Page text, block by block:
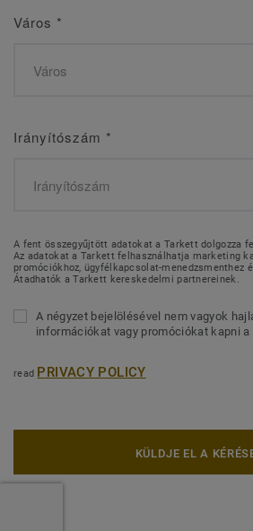
Város *
Irányítószám *
A fent összegyűjtött adatokat a Tarkett dolgozza
Az adatokat a Tarkett felhasználhatja marketing
promóciókhoz, ügyfélkapcsolat-menedzsmenthez
Átadhatók a Tarkett kereskedelmi partnereinek.
A négyzet bejelölésével nem vagyok
információkat vagy promóciókat kapni a
read PRIVACY POLICY
KÜLDJE EL A